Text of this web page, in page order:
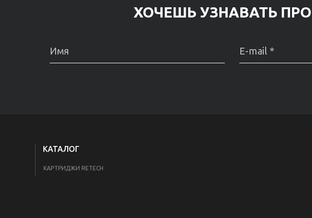
ХОЧЕШЬ УЗНАВАТЬ
КАТАЛОГ
КАРТРИДЖИ RETECH